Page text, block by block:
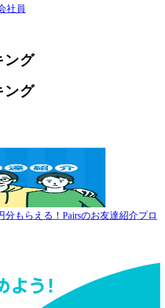
社員
ング
ング
分もらえる！Pairsのお友達紹介プロ